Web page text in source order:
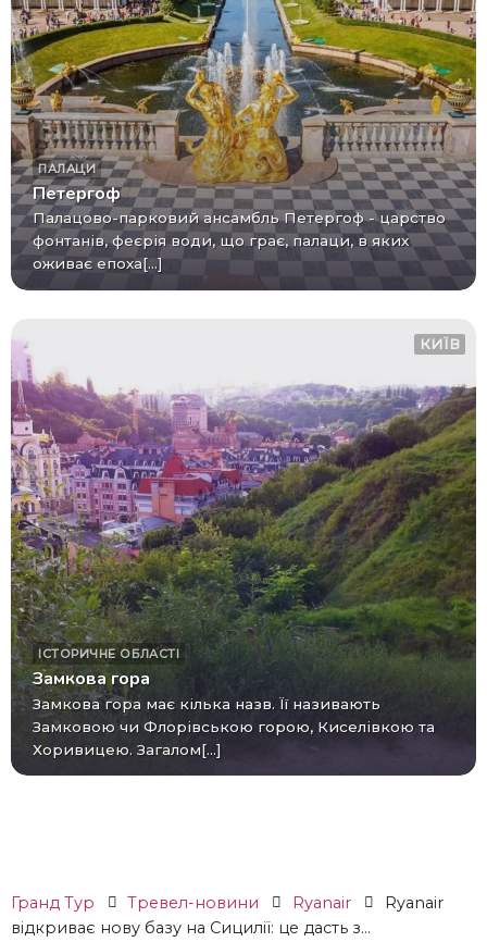
ПАЛАЦИ
Петергоф
Палацово-парковий ансамбль Петергоф - царство
фонтанів, феєрія води, що грає, палаци, в яких
оживає епоха[...]
КИЇВ
ІСТОРИЧНЕ ОБЛАСТІ
Замкова гора
Замкова гора має кілька назв. Її називають
Замковою чи Флорівською горою, Киселівкою та
Хоривицею. Загалом[...]
Гранд Тур Тревел-новини Ryanair
Ryanair
відкриває нову базу на Сицилії: це дасть з...